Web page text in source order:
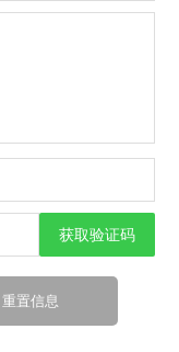
获取验证码